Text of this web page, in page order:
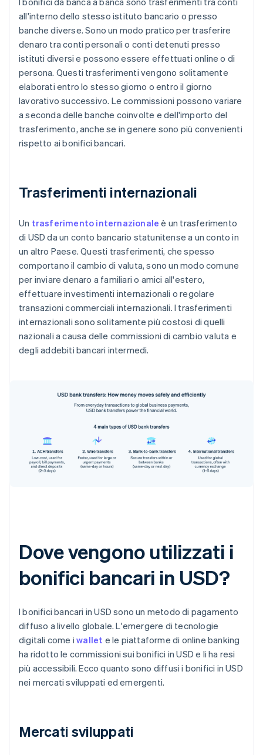
all'interno dello stesso istituto bancario o presso
banche diverse. Sono un modo pratico per trasferire
denaro tra conti personali o conti detenuti presso
istituti diversi e possono essere effettuati online o di
persona. Questi trasferimenti vengono solitamente
elaborati entro lo stesso giorno o entro il giorno
lavorativo successivo. Le commissioni possono variare
a seconda delle banche coinvolte e dell'importo del
trasferimento, anche se in genere sono più convenienti
rispetto ai bonifici bancari.
Trasferimenti internazionali
Un trasferimento internazionale è un trasferimento
di USD da un conto bancario statunitense a un conto in
un altro Paese. Questi trasferimenti, che spesso
comportano il cambio di valuta, sono un modo comune
per inviare denaro a familiari o amici all'estero,
effettuare investimenti internazionali o regolare
transazioni commerciali internazionali. I trasferimenti
internazionali sono solitamente più costosi di quelli
nazionali a causa delle commissioni di cambio valuta e
degli addebiti bancari intermedi.
Dove vengono utilizzati i
bonifici bancari in USD?
I bonifici bancari in USD sono un metodo di pagamento
diffuso a livello globale. L'emergere di tecnologie
digitali come iwallet e le piattaforme di online banking
ha ridotto le commissioni sui bonifici in USD e li ha resi
più accessibili. Ecco quanto sono diffusi i bonifici in USD
nei mercati sviluppati ed emergenti.
Mercati sviluppati